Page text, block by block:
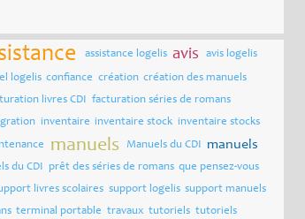
assistance logelis avis avis logelis
logelis confiance création création des manuels
livres CDI facturation séries de romans
inventaire inventaire stock inventaire stocks
manuels Manuels du CDI manuels
du CDI prêt des séries de romans que pensez-vous
livres scolaires support logelis support manuels
terminal portable travaux tutoriels tutoriels